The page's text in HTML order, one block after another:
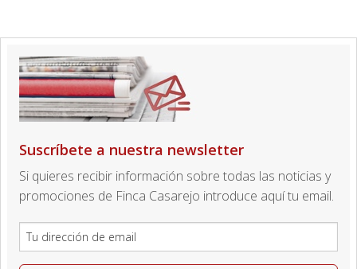
Suscríbete a nuestra newsletter
Si quieres recibir información sobre todas las noticias y
promociones de Finca Casarejo introduce aquí tu email.